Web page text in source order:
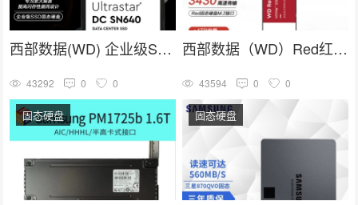
西部数据(WD) 企业级SSD固态硬盘U.2接口（NVMe）SN640系列
43292 0 0
西部数据（WD）Red红盘 nas网络存储专用固态硬盘 企业级服务器
43594 0 0
固态硬盘 固态硬盘